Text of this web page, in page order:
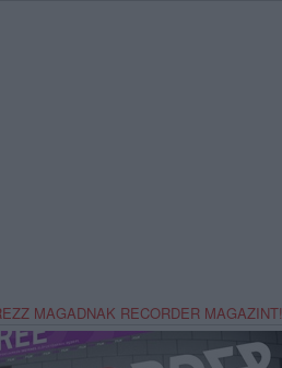
MAGADNAK RECORDER MAGAZINT!